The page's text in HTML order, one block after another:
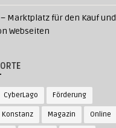
Marktplatz für den Kauf und
Webseiten
CyberLago Förderung
Konstanz Magazin Online